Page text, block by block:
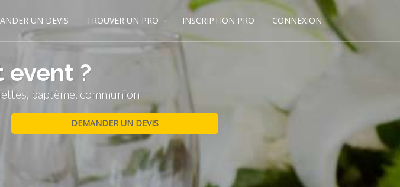
UN DEVIS TROUVER UN PRO INSCRIPTION PRO CONNEXION
event ?
baptême, communion